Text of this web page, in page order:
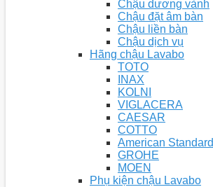
Chậu dương vành
Chậu đặt âm bàn
Chậu liền bàn
Chậu dịch vụ
Hãng chậu Lavabo
TOTO
INAX
KOLNI
VIGLACERA
CAESAR
COTTO
American Standard
GROHE
MOEN
Phụ kiện chậu Lavabo